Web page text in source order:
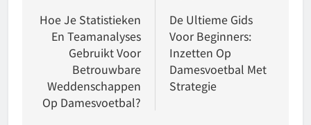
navigation
Hoe Je Statistieken
En Teamanalyses
Gebruikt Voor
Betrouwbare
Weddenschappen
Op Damesvoetbal?
De Ultieme Gids
Voor Beginners:
Inzetten Op
Damesvoetbal Met
Strategie